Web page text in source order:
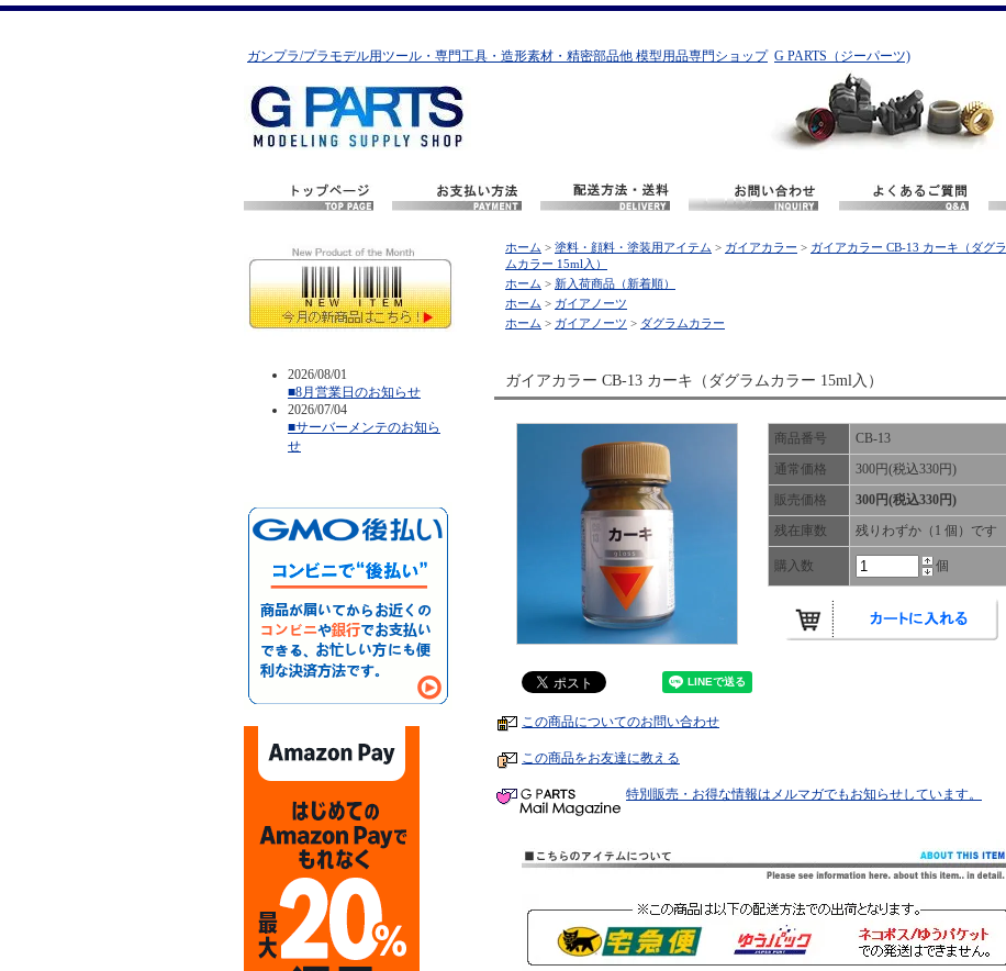
ガンプラ/プラモデル用ツール・専門工具・造形素材・精密部品他 模型用品専門ショップ G PARTS（ジーパーツ)
2026/08/01
■8月営業日のお知らせ
2026/07/04
■サーバーメンテのお知ら
せ
ホーム > 塗料・顔料・塗装用アイテム > ガイアカラー > ガイアカラー CB-13 カーキ（ダグラ
ムカラー 15ml入）
ホーム > 新入荷商品（新着順）
ホーム > ガイアノーツ
ホーム > ガイアノーツ > ダグラムカラー
ガイアカラー CB-13 カーキ（ダグラムカラー 15ml入）
商品番号
CB-13
通常価格
300円(税込330円)
販売価格
300円(税込330円)
残在庫数
残りわずか（1 個）です
購入数 個
この商品についてのお問い合わせ
この商品をお友達に教える
特別販売・お得な情報はメルマガでもお知らせしています。